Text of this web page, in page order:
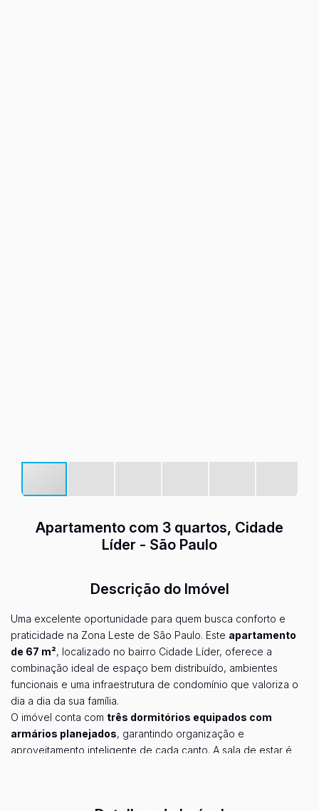
Apartamento com 3 quartos, Cidade
Líder - São Paulo
Descrição do Imóvel
Uma excelente oportunidade para quem busca conforto e
praticidade na Zona Leste de São Paulo. Este apartamento
de 67 m², localizado no bairro Cidade Líder, oferece a
combinação ideal de espaço bem distribuído, ambientes
funcionais e uma infraestrutura de condomínio que valoriza o
dia a dia da sua família.
O imóvel conta com três dormitórios equipados com
armários planejados, garantindo organização e
aproveitamento inteligente de cada canto. A sala de estar é